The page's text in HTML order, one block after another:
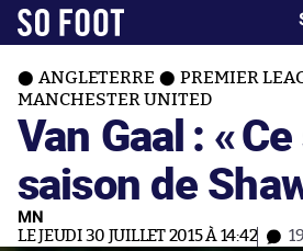
ANGLETERRE
PREMIER
MANCHESTER UNITED
Van Gaal : «
saison de
MN
LE JEUDI 30 JUILLET 2015 À 14:42 19